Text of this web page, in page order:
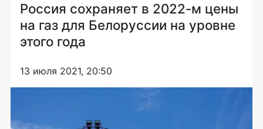
Россия сохраняет в 2022-м цены
на газ для Белоруссии на уровне
этого года
13 июля 2021, 20:50